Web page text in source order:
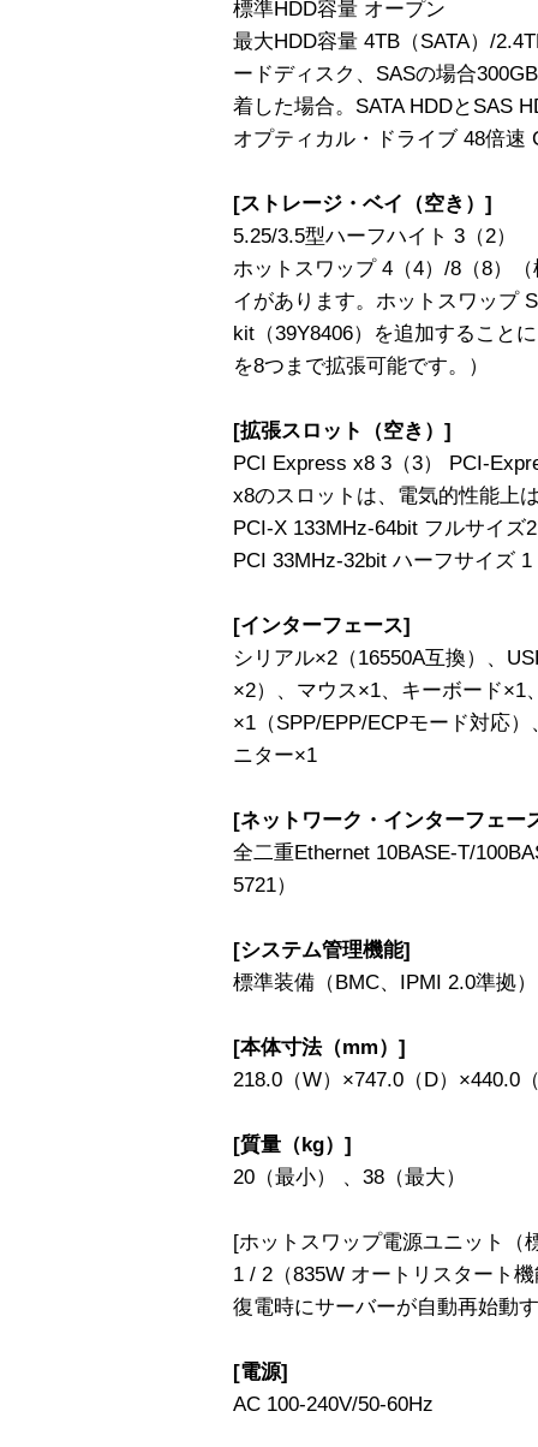
標準HDD容量 オープン
最大HDD容量 4TB（SATA）/
ードディスク、SASの場合
着した場合。SATA HDDとSAS
オプティカル・ドライブ 48倍速
[ストレージ・ベイ（空き）]
5.25/3.5型ハーフハイト 3（2）
ホットスワップ 4（4）/8（8）
イがあります。ホットスワップ
kit（39Y8406）を追加すること
を8つまで拡張可能です。）
[拡張スロット（空き）]
PCI Express x8 3（3） PCI-
x8のスロットは、電気的性能上
PCI-X 133MHz-64bit フルサイズ
PCI 33MHz-32bit ハーフサイズ
[インターフェース]
シリアル×2（16550A互換）、
×2）、マウス×1、キーボード×1
×1（SPP/EPP/ECPモード対応
ニター×1
[ネットワーク・インターフェー
全二重Ethernet 10BASE-T/
5721）
[システム管理機能]
標準装備（BMC、IPMI 2.0準拠）
[本体寸法（mm）]
218.0（W）×747.0（D）×440.0
[質量（kg）]
20（最小） 、38（最大）
[ホットスワップ電源ユニット（
1 / 2（835W オートリスタート
復電時にサーバーが自動再始動
[電源]
AC 100-240V/50-60Hz